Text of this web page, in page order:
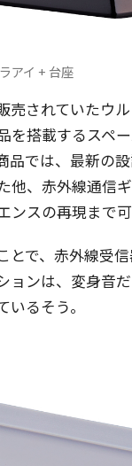
アイ + 台座
されていたウ
搭載するスペ
品では、最新の
他、赤外線通信
スの再現まで可
とで、赤外線受
ョンは、変身音
るそう。